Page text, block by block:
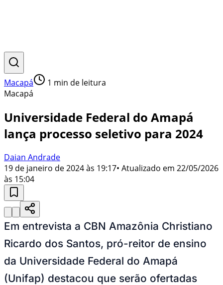
Macapá 1 min de leitura
Macapá
Universidade Federal do Amapá
lança processo seletivo para 2024
Daian Andrade
19 de janeiro de 2024 às 19:17• Atualizado em 22/05/2026
às 15:04
Em entrevista a CBN Amazônia Christiano
Ricardo dos Santos, pró-reitor de ensino
da Universidade Federal do Amapá
(Unifap) destacou que serão ofertadas